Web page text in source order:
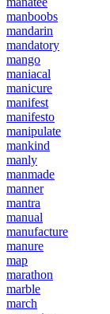
manboobs
mandarin
mandatory
mango
maniacal
manicure
manifest
manifesto
manipulate
mankind
manly
manmade
manner
mantra
manual
manufacture
manure
map
marathon
marble
march